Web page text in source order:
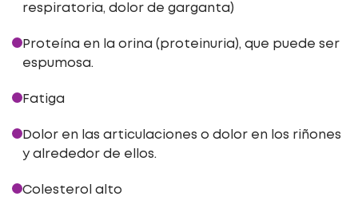
respiratoria, dolor de garganta)
Proteína en la orina (proteinuria), que puede ser
espumosa.
Fatiga
Dolor en las articulaciones o dolor en los riñones
y alrededor de ellos.
Colesterol alto